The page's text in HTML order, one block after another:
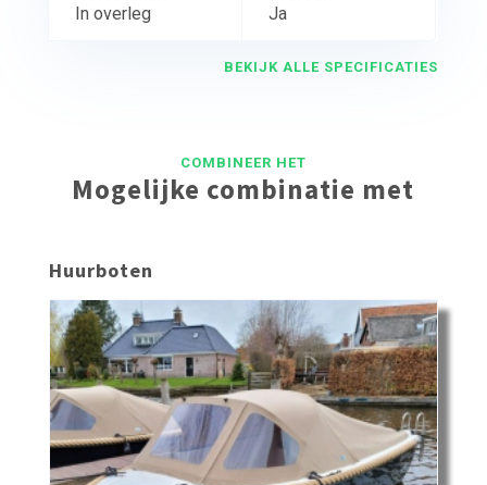
In overleg Ja
BEKIJK ALLE SPECIFICATIES
COMBINEER HET
Mogelijke combinatie met
Huurboten